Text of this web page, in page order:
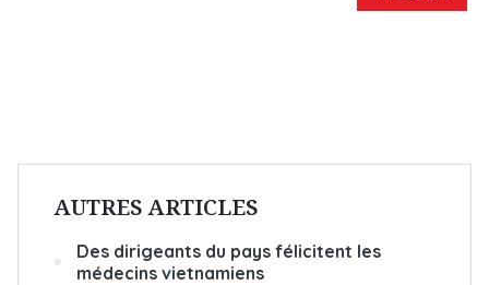
AUTRES ARTICLES
Des dirigeants du pays félicitent les
médecins vietnamiens